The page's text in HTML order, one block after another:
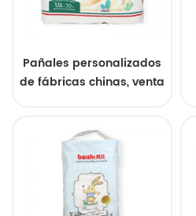
Pañales personalizados
de fábricas chinas, venta
OEM.